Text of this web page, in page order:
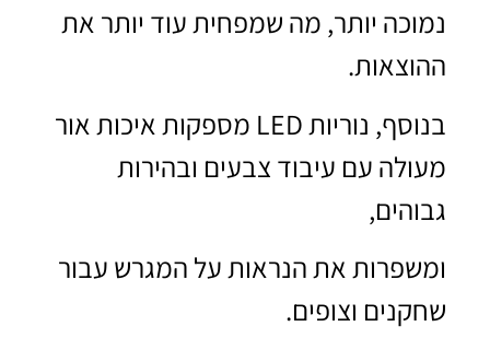
נמוכה יותר, מה שמפחית עוד יותר את
ההוצאות.
בנוסף, נוריות LED מספקות איכות אור
מעולה עם עיבוד צבעים ובהירות
גבוהים,
ומשפרות את הנראות על המגרש עבור
שחקנים וצופים.